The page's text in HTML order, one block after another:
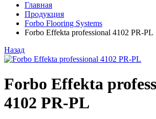
Главная
Продукция
Forbo Flooring Systems
Forbo Effekta professional 4102 PR-PL
Назад
Forbo Effekta
4102 PR-PL